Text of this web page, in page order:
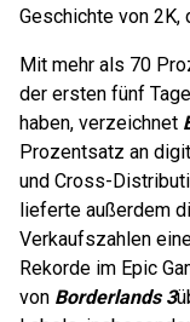
Geschichte von
Mit mehr als 70
der ersten fünf
haben, verzeichnet
Prozentsatz an
und Cross-
lieferte außerdem
Verkaufszahlen
Rekorde im Epic
von Borderlands 3